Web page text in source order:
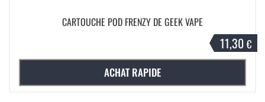
CARTOUCHE POD FRENZY DE GEEK VAPE
11,30€
ACHAT RAPIDE